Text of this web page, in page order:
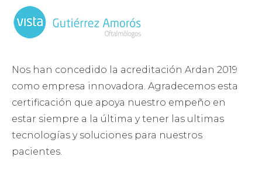
Nos han concedido la acreditación Ardan 2019
como empresa innovadora. Agradecemos esta
certificación que apoya nuestro empeño en
estar siempre a la última y tener las ultimas
tecnologías y soluciones para nuestros
pacientes.